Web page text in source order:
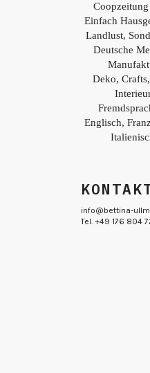
Einfach
Landlust,
Deutsche
Deko,
Englisch,
info@bettina-
Tel. +49 176 804